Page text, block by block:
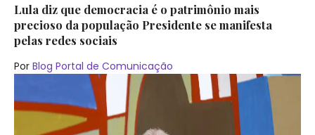
Lula diz que democracia é o patrimônio mais
precioso da população Presidente se manifesta
pelas redes sociais
Por Blog Portal de Comunicação